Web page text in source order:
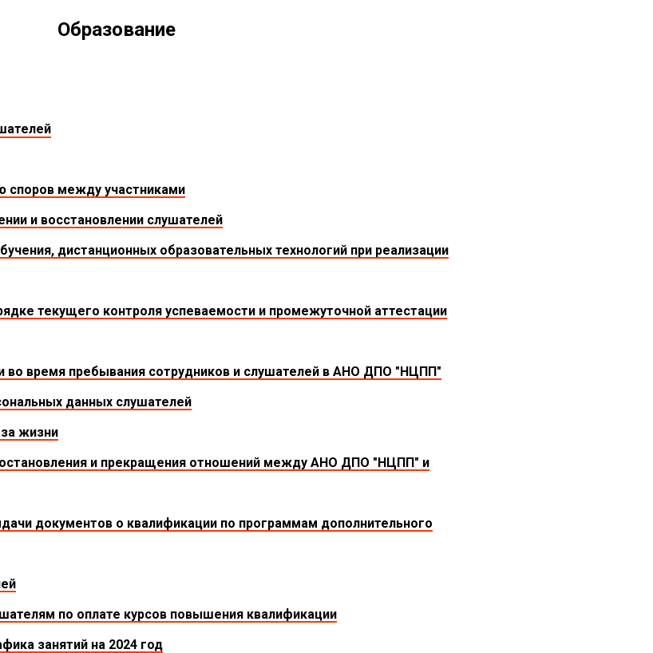
Образование
споров между участниками
и восстановлении слушателей
дистанционных образовательных технологий при реализации
текущего контроля успеваемости и промежуточной аттестации
во время пребывания сотрудников и слушателей в АНО ДПО "НЦПП"
данных слушателей
жизни
и прекращения отношений между АНО ДПО "НЦПП" и
документов о квалификации по программам дополнительного
по оплате курсов повышения квалификации
занятий на 2024 год